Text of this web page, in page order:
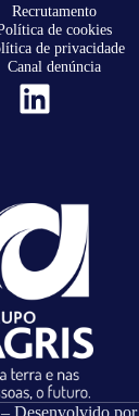
Recrutamento
de cookies
de privacidade
Canal denúncia
LinkedIn
Desenvolvido por